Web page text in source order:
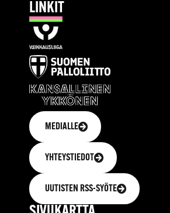
LINKIT
MEDIALLE
YHTEYSTIEDOT
UUTISTEN RSS-SYÖTE